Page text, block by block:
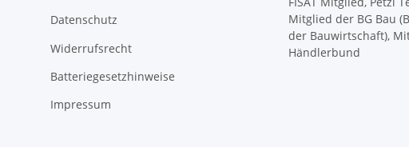
Datenschutz
Widerrufsrecht
Batteriegesetzhinweise
Impressum